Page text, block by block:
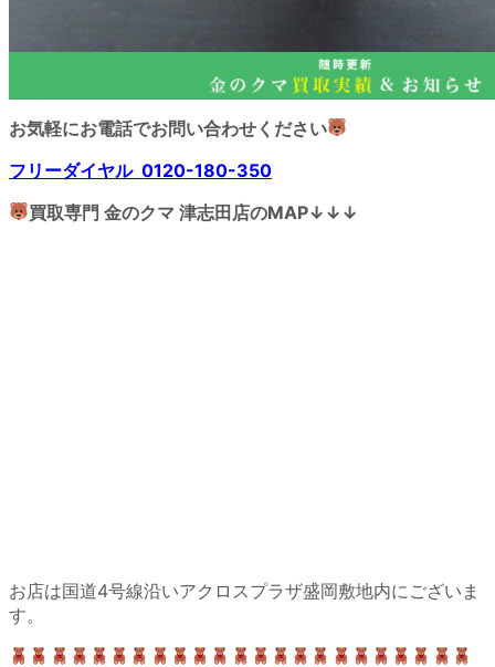
お気軽にお電話でお問い合わせください
フリーダイヤル 0120-180-350
買取専門 金のクマ 津志田店のMAP↓↓↓
お店は国道4号線沿いアクロスプラザ盛岡敷地内にございま
す。